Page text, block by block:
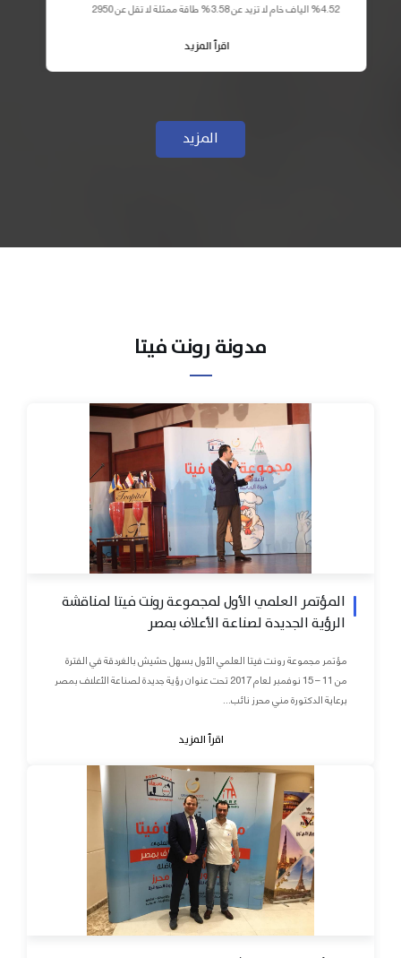
4.52% الياف خام لا تزيد عن 3.58% طاقة ممثلة لا تقل عن 2950
اقرأ المزيد
المزيد
مدونة رونت فيتا
المؤتمر العلمي الأول لمجموعة رونت فيتا لمناقشة
الرؤية الجديدة لصناعة الأعلاف بمصر
مؤتمر مجموعة رونت فيتا العلمي الأول بسهل حشيش بالغردقة في الفترة
من 11 – 15 نوفمبر لعام 2017 تحت عنوان رؤية جديدة لصناعة الأعلاف بمصر
برعاية الدكتورة مني محرز نائب...
اقرأ المزيد